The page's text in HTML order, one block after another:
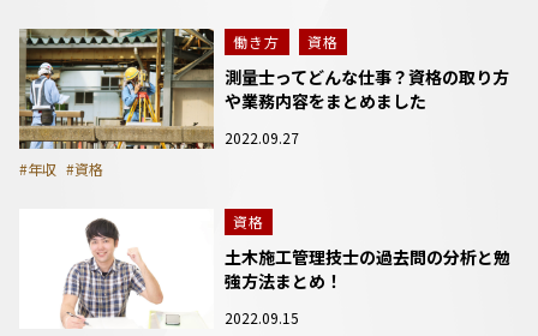
働き方 資格
測量士ってどんな仕事？資格の取り方
や業務内容をまとめました
2022.09.27
#年収 #資格
資格
土木施工管理技士の過去問の分析と勉
強方法まとめ！
2022.09.15